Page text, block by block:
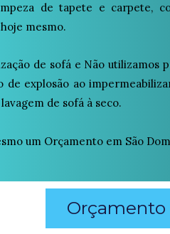
de tapete e carpete,
mesmo.
de sofá e Não utilizamos
de explosão ao
de sofá à seco.
um Orçamento em São
Orçamento